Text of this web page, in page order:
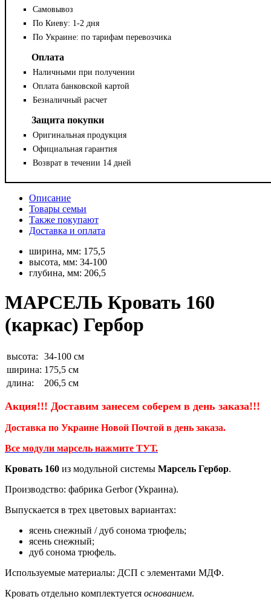
Самовывоз
По Киеву: 1-2 дня
По Украине: по тарифам перевозчика
Оплата
Наличными при получении
Оплата банковской картой
Безналичный расчет
Защита покупки
Оригинальная продукция
Официальная гарантия
Возврат в течении 14 дней
Описание
Товары семьи
Также покупают
Доставка и оплата
ширина, мм: 175,5
высота, мм: 34-100
глубина, мм: 206,5
МАРСЕЛЬ Кровать 160
(каркас) Гербор
высота:
34-100 см
ширина: 175,5 см
длина:
206,5 см
Акция!!! Доставим занесем соберем в день заказа!!!
Доставка по Украине Новой Почтой в день заказа.
Все модули марсель нажмите ТУТ.
Кровать 160 из модульной системы Марсель Гербор.
Производство: фабрика Gerbor (Украина).
Выпускается в трех цветовых вариантах:
ясень снежный / дуб сонома трюфель;
ясень снежный;
дуб сонома трюфель.
Используемые материалы: ДСП с элементами МДФ.
Кровать отдельно комплектуется основанием.